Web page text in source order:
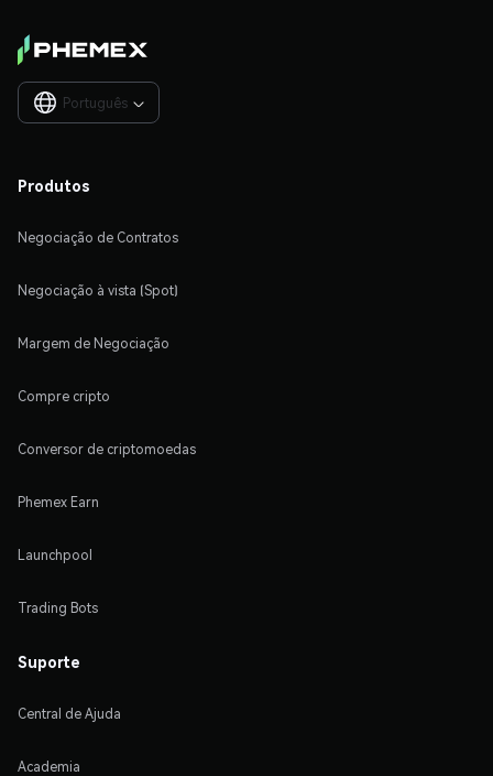
Português 
Produtos
Negociação de Contratos
Negociação à vista (Spot)
Margem de Negociação
Compre cripto
Conversor de criptomoedas
Phemex Earn
Launchpool
Trading Bots
Suporte
Central de Ajuda
Academia